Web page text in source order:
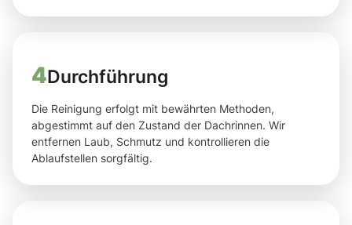
4Durchführung
Die Reinigung erfolgt mit bewährten Methoden,
abgestimmt auf den Zustand der Dachrinnen. Wir
entfernen Laub, Schmutz und kontrollieren die
Ablaufstellen sorgfältig.